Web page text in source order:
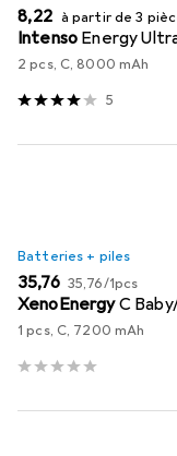
EUR
8,22 à partir de 3
Intenso Energy
2 pcs, C, 8000 mAh
5
Batteries + piles
EUR
35,76 EUR
35,76/1pcs
XenoEnergyC
1 pcs, C, 7200 mAh